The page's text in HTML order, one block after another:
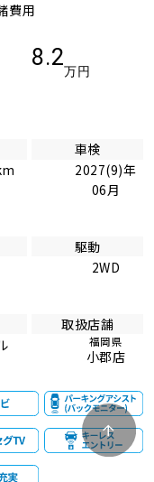
費用
8.2
万円
車検
2027(9)年
06月
駆動
2WD
取扱店舗
福岡県
小郡店